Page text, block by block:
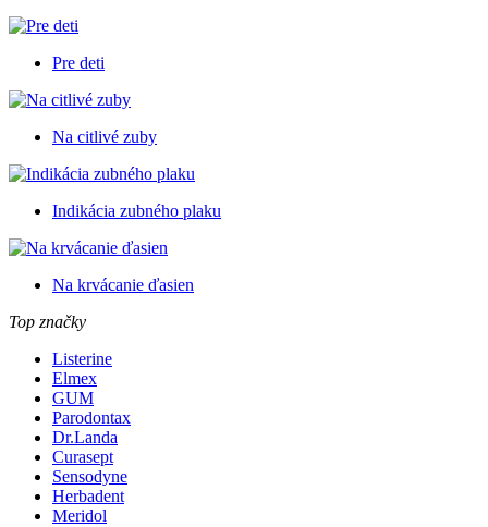
Pre deti
Na citlivé zuby
Indikácia zubného plaku
Na krvácanie ďasien
Top značky
Listerine
Elmex
GUM
Parodontax
Dr.Landa
Curasept
Sensodyne
Herbadent
Meridol